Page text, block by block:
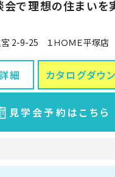
で理想の住まいを
2-9-25 １ＨＯＭＥ平塚店
細 カタログダウ
見学会予約はこちら